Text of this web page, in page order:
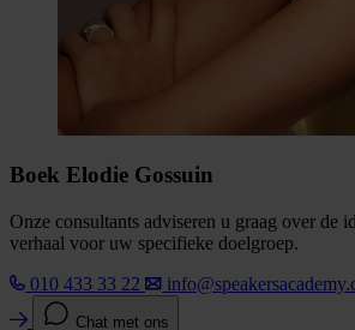
Boek Elodie Gossuin
Onze consultants adviseren u graag over de
verhaal voor uw specifieke doelgroep.
010 433 33 22
Chat met ons